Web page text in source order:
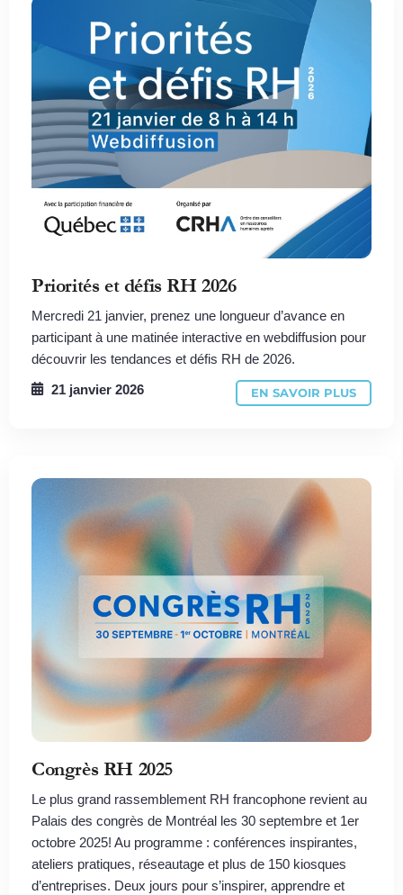
Priorités et défis RH 2026
Mercredi 21 janvier, prenez une longueur d’avance en
participant à une matinée interactive en webdiffusion pour
découvrir les tendances et défis RH de 2026.
21 janvier 2026
EN SAVOIR PLUS
Congrès RH 2025
Le plus grand rassemblement RH francophone revient au
Palais des congrès de Montréal les 30 septembre et 1er
octobre 2025! Au programme : conférences inspirantes,
ateliers pratiques, réseautage et plus de 150 kiosques
d’entreprises. Deux jours pour s’inspirer, apprendre et